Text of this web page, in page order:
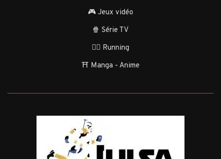
🎮 Jeux vidéo
🍿 Série TV
🏃‍♂️ Running
⛩️ Manga - Anime